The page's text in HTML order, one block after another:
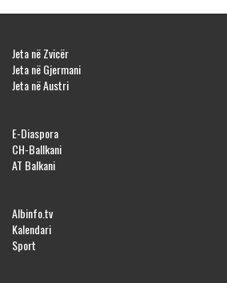
Jeta në Zvicër
Jeta në Gjermani
Jeta në Austri
E-Diaspora
CH-Ballkani
AT Balkani
Albinfo.tv
Kalendari
Sport